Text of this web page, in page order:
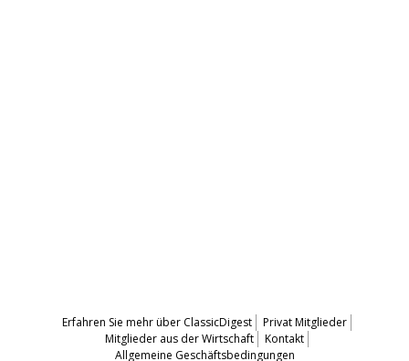
Erfahren Sie mehr über ClassicDigest
Privat Mitglieder
Mitglieder aus der Wirtschaft
Kontakt
Allgemeine Geschäftsbedingungen